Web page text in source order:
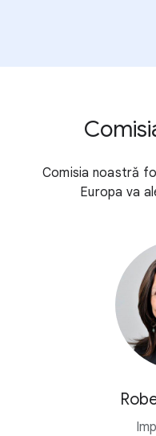
Comisia noastră
Europa va